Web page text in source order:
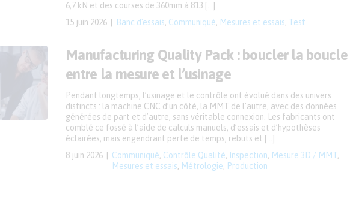
15 juin 2026 Banc d'essais Communiqué Mesures et essais Test
6,7 kN et des courses de 360mm à 813 […]
Manufacturing Quality Pack : boucler la boucle
entre la mesure et l’usinage
8 juin 2026 Communiqué Contrôle Qualité Inspection Mesure 3D / MMT
Mesures et essais
Métrologie Production
Pendant longtemps, l’usinage et le contrôle ont évolué dans des univers
distincts : la machine CNC d’un côté, la MMT de l’autre, avec des données
générées de part et d’autre, sans véritable connexion. Les fabricants ont
comblé ce fossé à l’aide de calculs manuels, d’essais et d’hypothèses
éclairées, mais engendrant perte de temps, rebuts et […]